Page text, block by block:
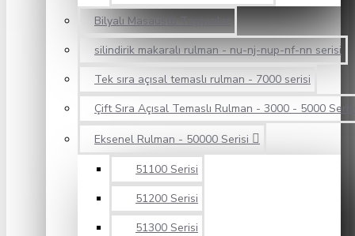
Bilyalı Masaüstü Taşıyıcılar
silindirik makaralı rulman - nu-nj-nup-nf-nn serisi
Tek sıra açısal temaslı rulman - 7000 serisi
Çift Sıra Açısal Temaslı Rulman - 3000 - 5000
Eksenel Rulman - 50000 Serisi
51100 Serisi
51200 Serisi
51300 Serisi